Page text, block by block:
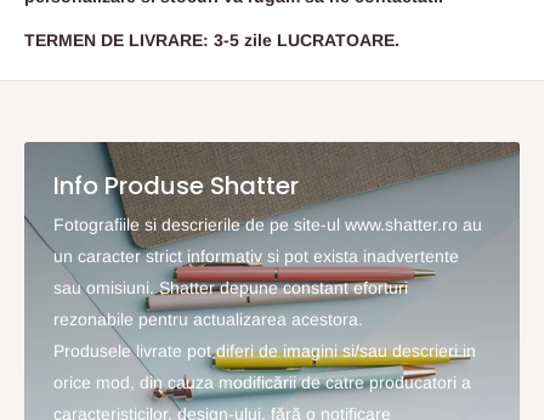
TERMEN DE LIVRARE: 3-5 zile LUCRATOARE.
Info Produse Shatter
Fotografiile si descrierile de pe site-ul www.shatter.ro au
un caracter strict informativ si pot exista inadvertente
sau omisiuni. Shatter depune constant eforturi
rezonabile pentru actualizarea acestora.
Produsele livrate pot diferi de imagini si/sau descrieri in
orice mod, din cauza modificării de catre producatori a
caracteristicilor, design-ului, fără o notificare